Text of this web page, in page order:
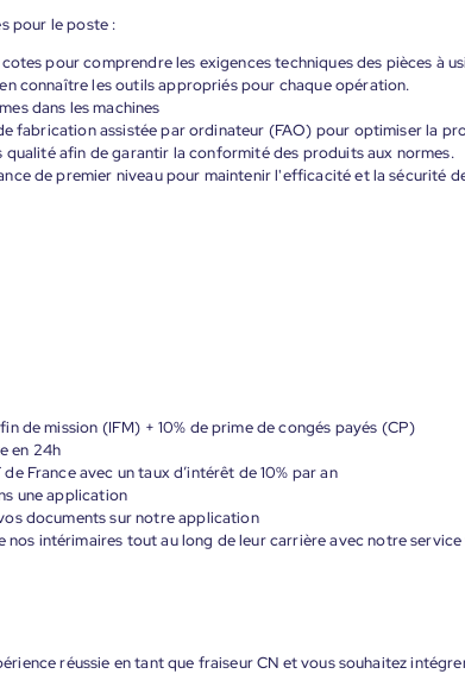
pour le poste :
pour comprendre les exigences techniques des pièces à
connaître les outils appropriés pour chaque opération.
dans les machines
fabrication assistée par ordinateur (FAO) pour optimiser la
qualité afin de garantir la conformité des produits aux normes.
de premier niveau pour maintenir l'efficacité et la sécurité
de mission (IFM) + 10% de prime de congés payés (CP)
en 24h
France avec un taux d’intérêt de 10% par an
une application
documents sur notre application
nos intérimaires tout au long de leur carrière avec notre
réussie en tant que fraiseur CN et vous souhaitez